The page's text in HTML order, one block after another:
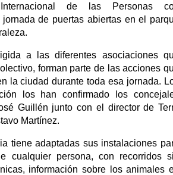
de las Personas
de puertas abiertas en el
a las diferentes asociaciones
forman parte de las acciones
la ciudad durante toda esa jornada.
los han confirmado los
Guillén junto con el director de
Martínez.
tiene adaptadas sus instalaciones
cualquier persona, con recorridos
información sobre los animales